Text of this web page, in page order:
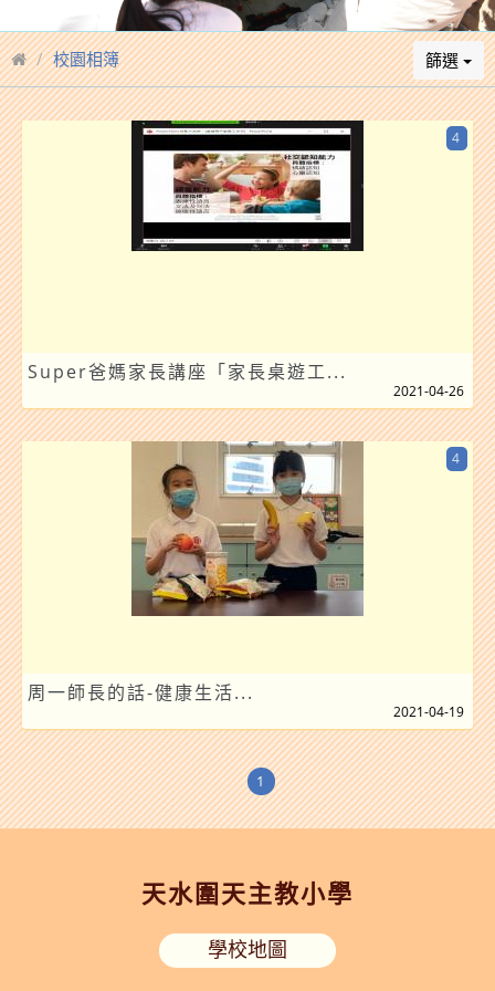
校園相簿 篩選
Super爸媽家長講座「家長桌遊工...
4
2021-04-26
周一師長的話-健康生活...
4
2021-04-19
1
天水圍天主教小學
學校地圖